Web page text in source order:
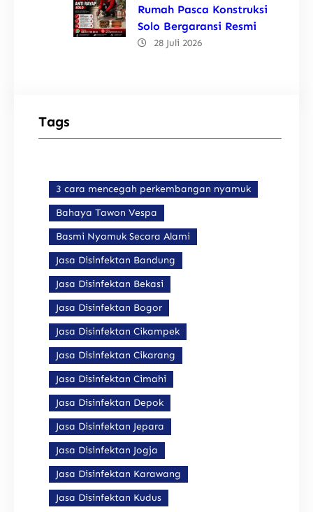
Rumah Pasca Konstruksi
Solo Bergaransi Resmi
28 Juli 2026
Tags
3 cara mencegah perkembangan nyamuk
Bahaya Tawon Vespa
Basmi Nyamuk Secara Alami
Jasa Disinfektan Bandung
Jasa Disinfektan Bekasi
Jasa Disinfektan Bogor
Jasa Disinfektan Cikampek
Jasa Disinfektan Cikarang
Jasa Disinfektan Cimahi
Jasa Disinfektan Depok
Jasa Disinfektan Jepara
Jasa Disinfektan Jogja
Jasa Disinfektan Karawang
Jasa Disinfektan Kudus